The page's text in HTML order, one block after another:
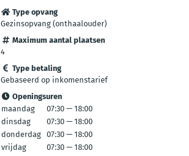
Type opvang
Gezinsopvang (onthaalouder)
Maximum aantal plaatsen
4
Type betaling
Gebaseerd op inkomenstarief
Openingsuren
maandag
07:30 — 18:00
dinsdag
07:30 — 18:00
donderdag 07:30 — 18:00
vrijdag
07:30 — 18:00